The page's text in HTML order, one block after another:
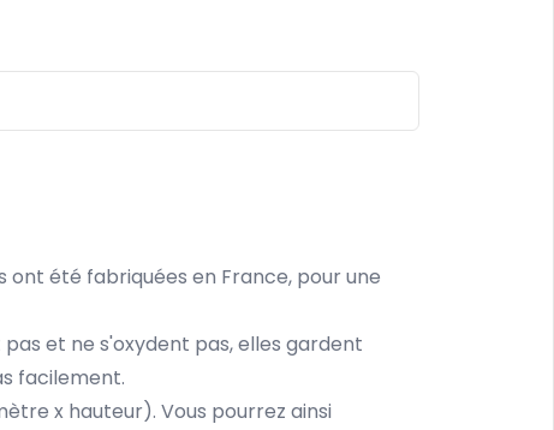
été fabriquées en France, pour une
et ne s'oxydent pas, elles gardent
facilement.
x hauteur). Vous pourrez ainsi